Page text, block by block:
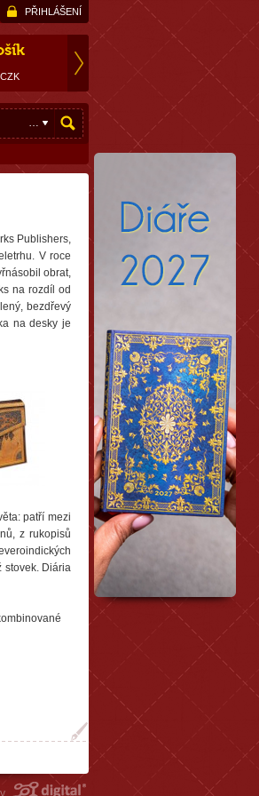
CZK
PŘIHLÁŠENÍ
Publishers,
V roce
obrat,
na rozdíl od
bezdřevý
na desky je
patří mezi
z rukopisů
stovek. Diária